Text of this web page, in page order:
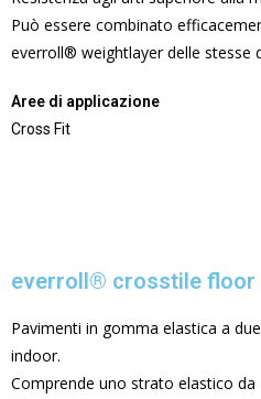
Può essere combinato
everroll® weightlayer delle stesse
Aree di applicazione
Cross Fit
everroll® crosstile floor
Pavimenti in gomma elastica a
indoor.
Comprende uno strato elastico